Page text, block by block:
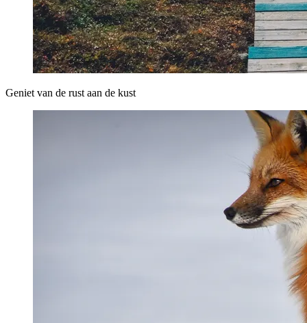
Geniet van de rust aan de kust